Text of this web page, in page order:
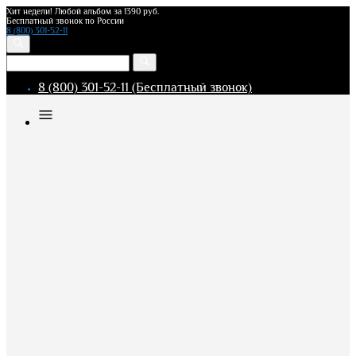
Хит недели! Любой альбом за 1390 руб.
Бесплатный звонок по России
8 (800) 301-52-11
8 (800) 301-52-11 (Бесплатный звонок)